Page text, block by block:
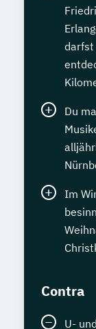
darfst
Du
Im
Contra
U-